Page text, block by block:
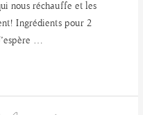
nous réchauffe et les
Ingrédients pour 2
…